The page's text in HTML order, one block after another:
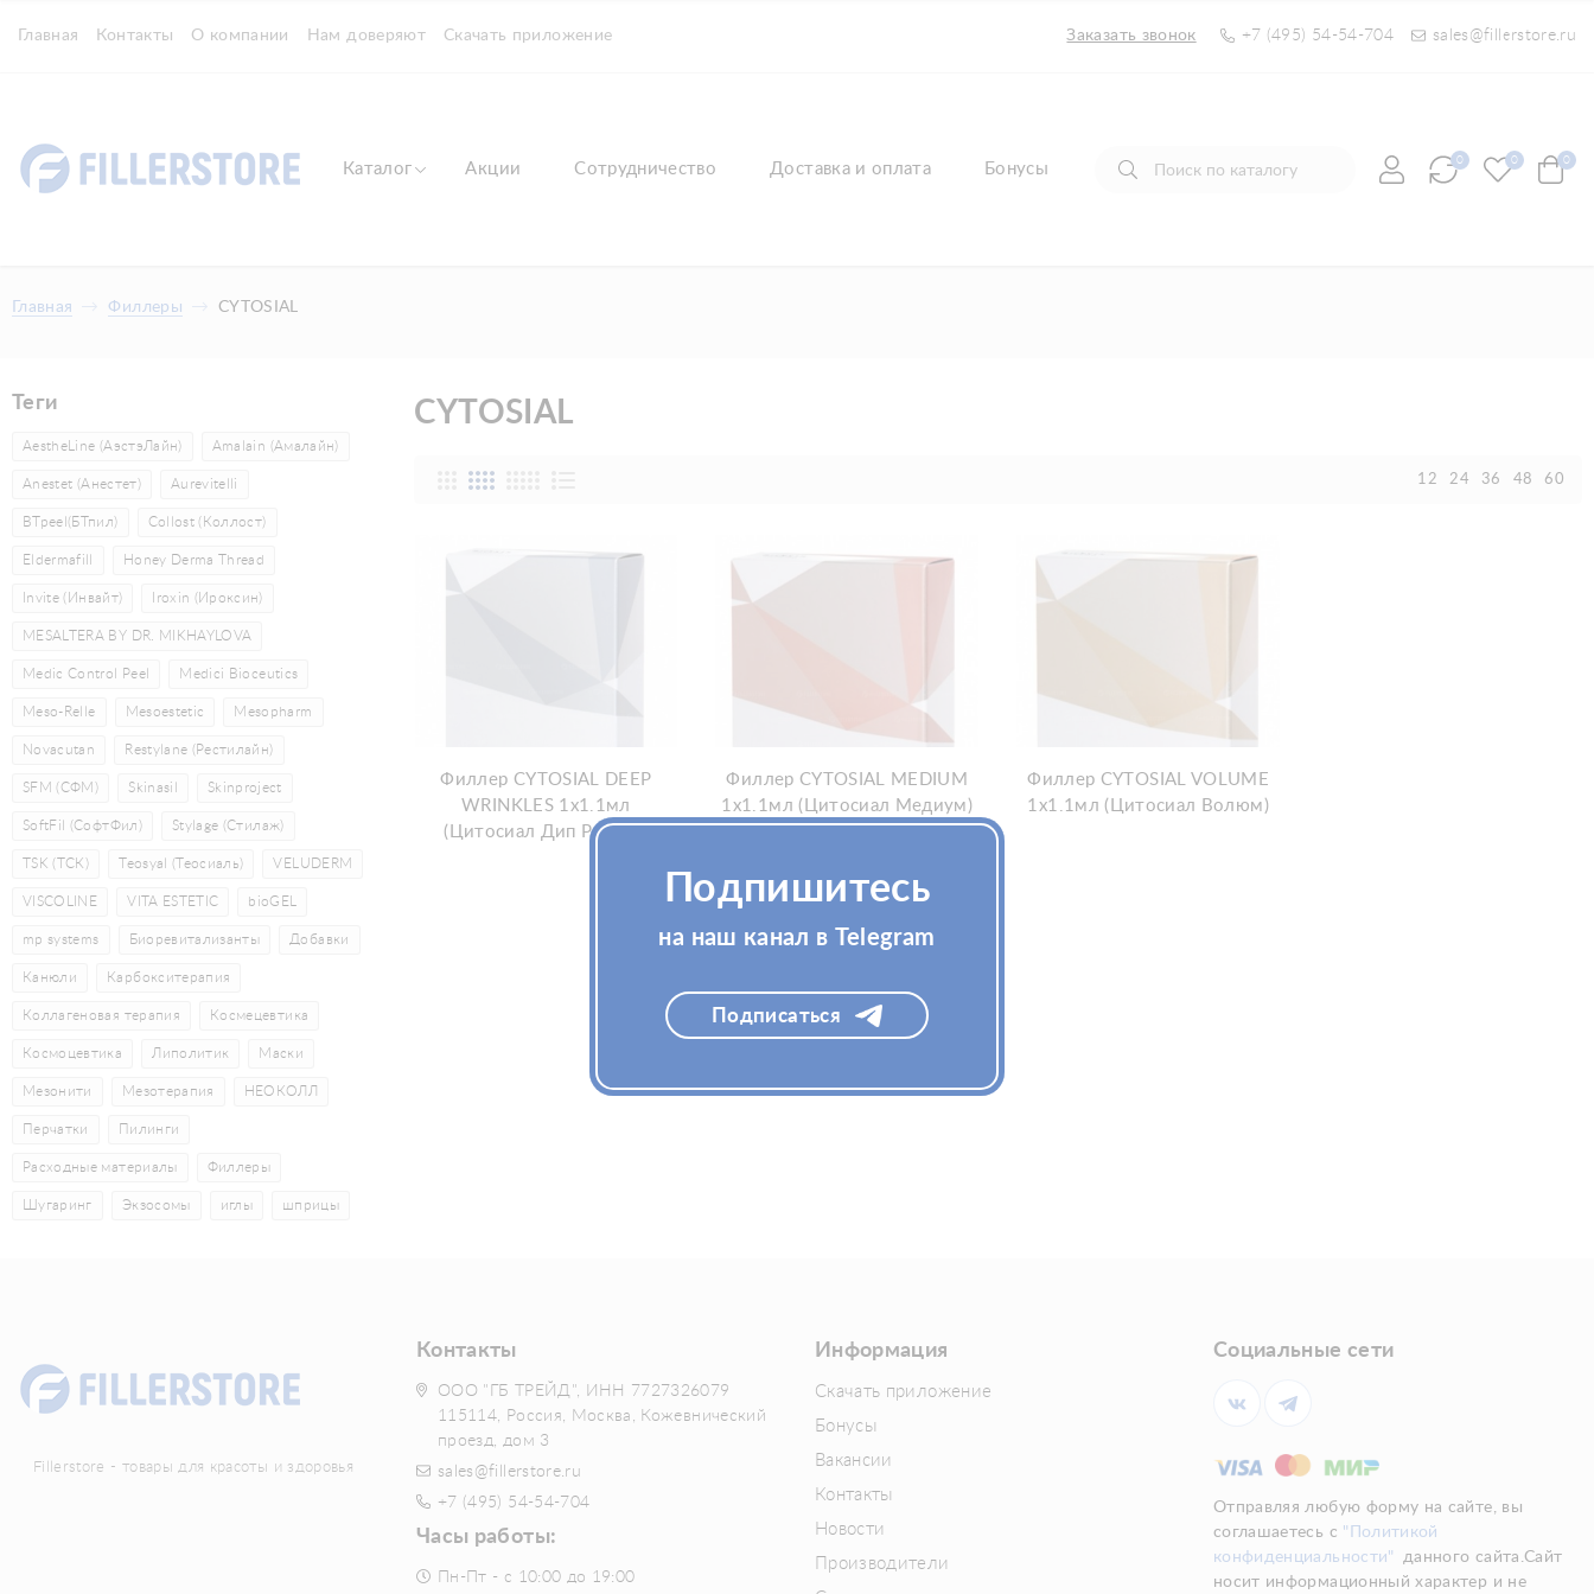
Главная Контакты О компании Нам доверяют Скачать приложение Заказать звонок +7 (495) 54-54-704 sales@fillerstore.ru
Каталог Акции Сотрудничество Доставка и оплата Бонусы 0 0 0
Главная Филлеры CYTOSIAL
Теги
AestheLine (АэстэЛайн) Amalain (Амалайн)
Anestet (Анестет) Aurevitelli
BTpeel(БТпил) Collost (Коллост)
Eldermafill Honey Derma Thread
Invite (Инвайт) Iroxin (Ироксин)
MESALTERA BY DR. MIKHAYLOVA
Medic Control Peel Medici Bioceutics
Meso-Relle Mesoestetic Mesopharm
Novacutan Restylane (Рестилайн)
SFM (СФМ) Skinasil Skinproject
SoftFil (СофтФил) Stylage (Стилаж)
TSK (ТСК) Teosyal (Теосиаль) VELUDERM
VISCOLINE VITA ESTETIC bioGEL
mp systems Биоревитализанты Добавки
Канюли Карбокситерапия
Коллагеновая терапия Космецевтика
Космоцевтика Липолитик Маски
Мезонити Мезотерапия НЕОКОЛЛ
Перчатки Пилинги
Расходные материалы Филлеры
Шугаринг Экзосомы иглы шприцы
CYTOSIAL
12 24 36 48 60
Филлер CYTOSIAL DEEP
WRINKLES 1х1.1мл
(Цитосиал Дип Ринклс)
Филлер CYTOSIAL MEDIUM
1x1.1мл (Цитосиал Медиум)
Филлер CYTOSIAL VOLUME
1х1.1мл (Цитосиал Волюм)
Fillerstore - товары для красоты и здоровья
Контакты
ООО "ГБ ТРЕЙД", ИНН 7727326079
115114, Россия, Москва, Кожевнический
проезд, дом 3
sales@fillerstore.ru
+7 (495) 54-54-704
Часы работы:
Пн-Пт - с 10:00 до 19:00
Информация
Скачать приложение
Бонусы
Вакансии
Контакты
Новости
Производители
Социальные сети
Отправляя любую форму на сайте, вы
соглашаетесь с "Политикой
конфиденциальности"
данного сайта.Сайт
носит информационный характер и не
Подпишитесь
на наш канал в Telegram
Подписаться